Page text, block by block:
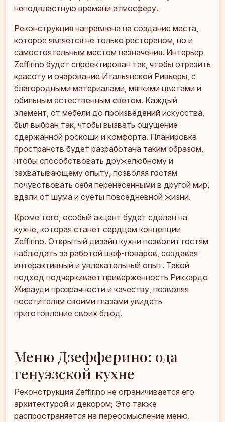
неподвластную времени атмосферу.
Реконструкция направлена на создание места,
которое является не только рестораном, но и
самостоятельным местом назначения. Интерьер
Zeffirino будет спроектирован так, чтобы отразить
красоту и очарование Итальянской Ривьеры, с
благородными материалами, мягкими цветами и
обильным естественным светом. Каждый
элемент, от мебели до произведений искусства,
был выбран так, чтобы вызвать ощущение
сдержанной роскоши и комфорта. Планировка
пространств будет разработана таким образом,
чтобы способствовать дружелюбному и
захватывающему опыту, позволяя гостям
почувствовать себя перенесенными в другой мир,
вдали от шума и суеты повседневной жизни.
Кроме того, особый акцент будет сделан на
кухне, которая станет сердцем концепции
Zeffirino. Открытый дизайн кухни позволит гостям
наблюдать за работой шеф-поваров, создавая
интерактивный и увлекательный опыт. Такой
подход подчеркивает приверженность Риккардо
Жирауди прозрачности и качеству, позволяя
посетителям своими глазами увидеть
приготовление своих блюд.
Меню Дзефферино: ода
генуэзской кухне
Реконструкция Zeffirino не ограничивается его
архитектурой и декором; Это также
распространяется на переосмысление меню.